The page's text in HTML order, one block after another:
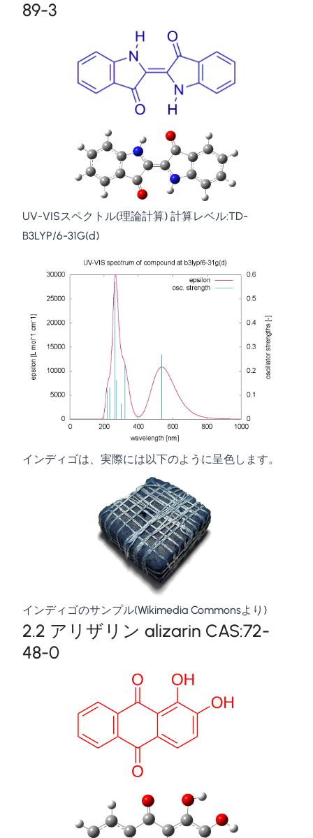
89-3
UV-VISスペクトル(理論計算) 計算レベル:TD-
B3LYP/6-31G(d)
インディゴは、実際には以下のように呈色します。
インディゴのサンプル(Wikimedia Commonsより)
2.2 アリザリン alizarin CAS:72-
48-0